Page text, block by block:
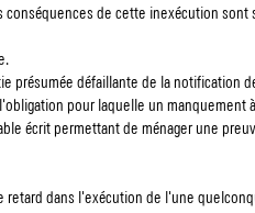
de cette inexécution
présumée défaillante de la
pour laquelle un manquement
écrit permettant de ménager une
dans l'exécution de l'une